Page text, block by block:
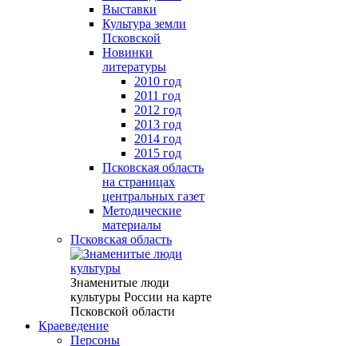
Выставки
Культура земли
Псковской
Новинки
литературы
2010 год
2011 год
2012 год
2013 год
2014 год
2015 год
Псковская область
на страницах
центральных газет
Методические
материалы
Псковская область
Знаменитые люди
культуры России на карте
Псковской области
Краеведение
Персоны